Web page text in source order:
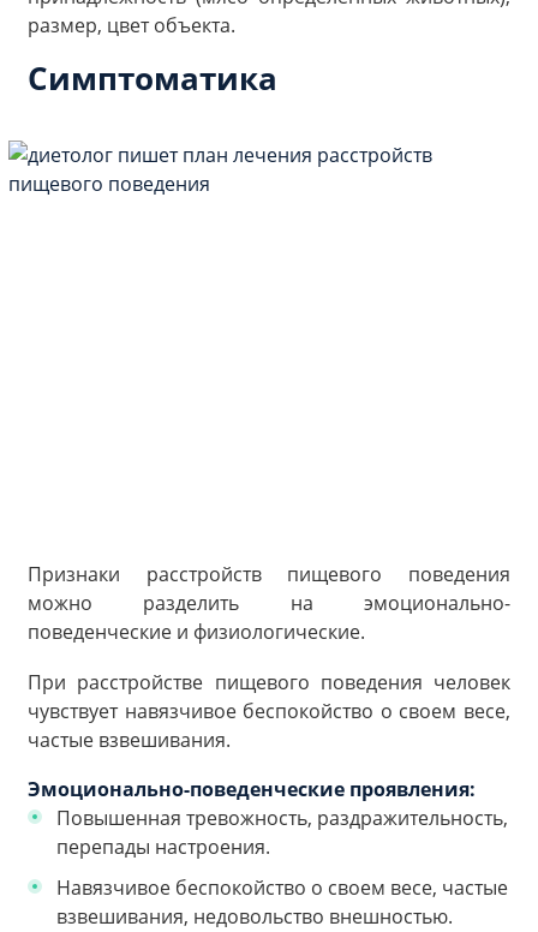
размер, цвет объекта.
Симптоматика
Признаки расстройств пищевого поведения
можно разделить на эмоционально-
поведенческие и физиологические.
При расстройстве пищевого поведения человек
чувствует навязчивое беспокойство о своем весе,
частые взвешивания.
Эмоционально-поведенческие проявления:
Повышенная тревожность, раздражительность,
перепады настроения.
Навязчивое беспокойство о своем весе, частые
взвешивания, недовольство внешностью.